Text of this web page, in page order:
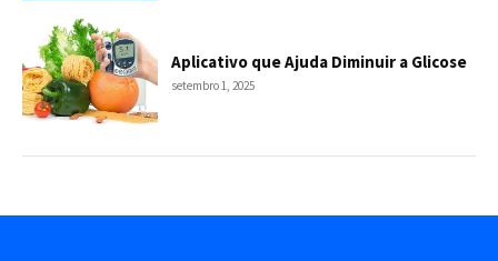
Aplicativo que Ajuda Diminuir a Glicose
setembro 1, 2025